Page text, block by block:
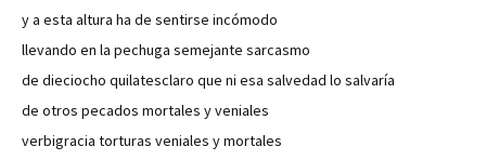
y a esta altura ha de sentirse incómodo
llevando en la pechuga semejante sarcasmo
de dieciocho quilatesclaro que ni esa salvedad lo salvaría
de otros pecados mortales y veniales
verbigracia torturas veniales y mortales